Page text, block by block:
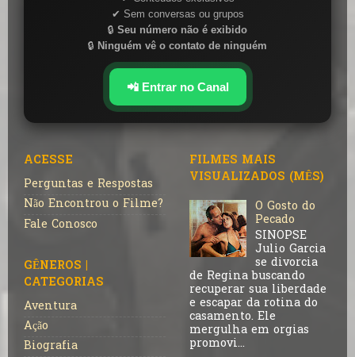
✔ Sem conversas ou grupos
🔒 Seu número não é exibido
🔒 Ninguém vê o contato de ninguém
📲 Entrar no Canal
ACESSE
Perguntas e Respostas
Não Encontrou o Filme?
Fale Conosco
GÊNEROS |
CATEGORIAS
Aventura
Ação
Biografia
FILMES MAIS
VISUALIZADOS (MÊS)
O Gosto do
Pecado
SINOPSE
Julio Garcia
se divorcia
de Regina buscando
recuperar sua liberdade
e escapar da rotina do
casamento. Ele
mergulha em orgias
promovi...